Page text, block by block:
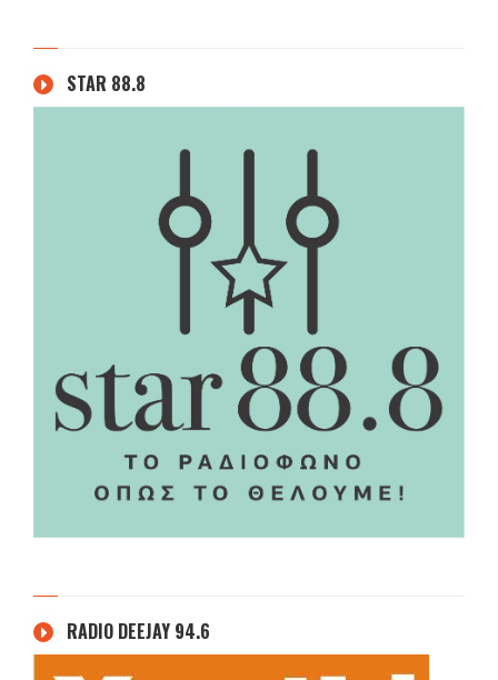
STAR 88.8
RADIO DEEJAY 94.6